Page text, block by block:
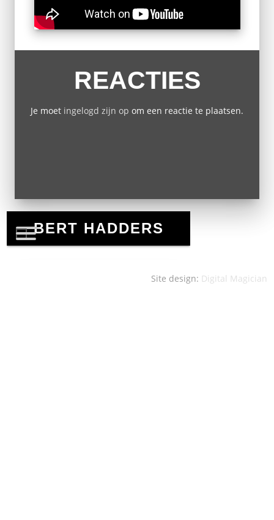
REACTIES
Je moet ingelogd zijn op om een reactie te plaatsen.
Site design: Digital Magician